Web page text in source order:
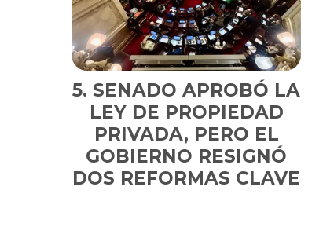
SENADO APROBÓ LA
LEY DE PROPIEDAD
PRIVADA, PERO EL
GOBIERNO RESIGNÓ
DOS REFORMAS CLAVE